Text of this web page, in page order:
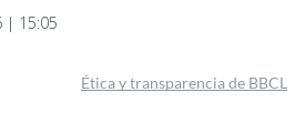
| 15:05
Ética y transparencia de BBCL